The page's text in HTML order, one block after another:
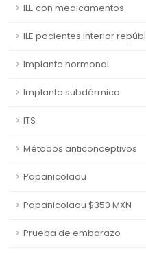
ILE con medicamentos
ILE pacientes interior
Implante hormonal
Implante subdérmico
ITS
Métodos anticonceptivos
Papanicolaou
Papanicolaou $350 MXN
Prueba de embarazo